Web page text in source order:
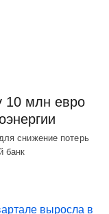
10 млн евро
снижение потерь
банк